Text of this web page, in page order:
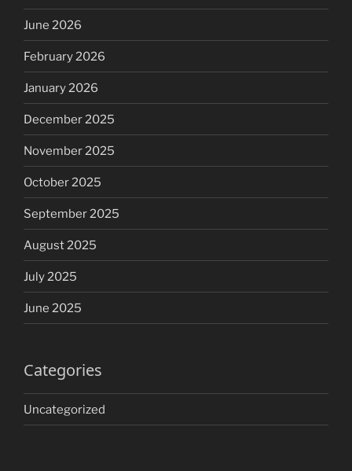
June 2026
February 2026
January 2026
December 2025
November 2025
October 2025
September 2025
August 2025
July 2025
June 2025
Categories
Uncategorized